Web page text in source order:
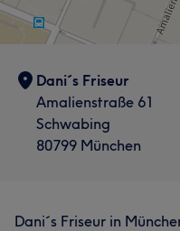
Dani´s Friseur
Amalienstraße 61
Schwabing
80799 München
Dani´s Friseur in